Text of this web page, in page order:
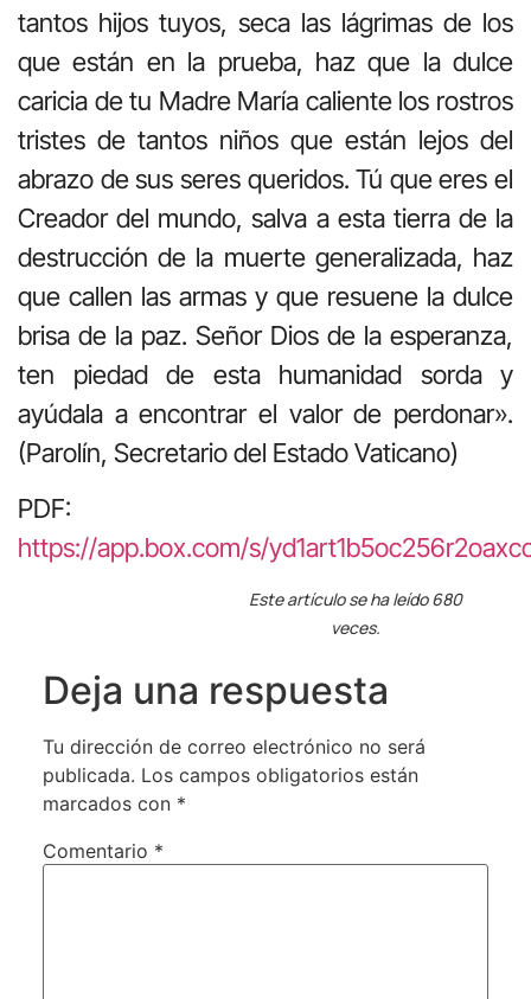
tantos hijos tuyos, seca las lágrimas de los
que están en la prueba, haz que la dulce
caricia de tu Madre María caliente los rostros
tristes de tantos niños que están lejos del
abrazo de sus seres queridos. Tú que eres el
Creador del mundo, salva a esta tierra de la
destrucción de la muerte generalizada, haz
que callen las armas y que resuene la dulce
brisa de la paz. Señor Dios de la esperanza,
ten piedad de esta humanidad sorda y
ayúdala a encontrar el valor de perdonar».
(Parolín, Secretario del Estado Vaticano)
PDF:
https://app.box.com/s/
Este artículo se ha leído 680
veces.
Deja una respuesta
Tu dirección de correo electrónico no será
publicada. Los campos obligatorios están
marcados con *
Comentario *